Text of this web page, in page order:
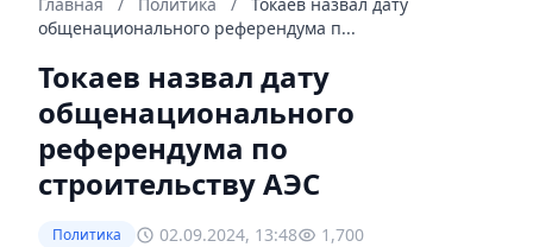
общенационального референдума п...
Токаев назвал дату
общенационального
референдума по
строительству АЭС
Политика 02.09.2024, 13:48 1,700